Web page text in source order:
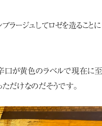
ラージュしてロゼを造ることに
辛口が黄色のラベルで現在に至
だけなのだそうです。